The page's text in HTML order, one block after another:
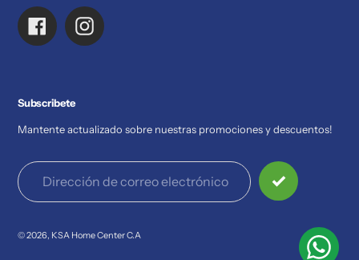
FacebookInstagram
Subscribete
Mantente actualizado sobre nuestras promociones y descuentos!
© 2026, KSA Home Center C.A